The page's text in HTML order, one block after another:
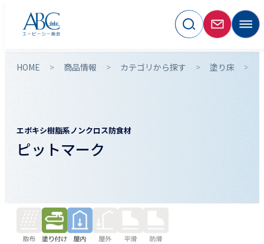
HOME 商品情報 カテゴリから探す 塗り床
エポキシ樹脂系ノンクロス防食材
ピットマーク